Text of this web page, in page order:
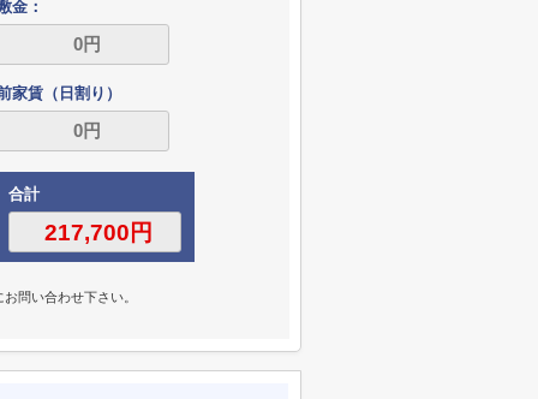
金：
家賃（日割り）
合計
問い合わせ下さい。